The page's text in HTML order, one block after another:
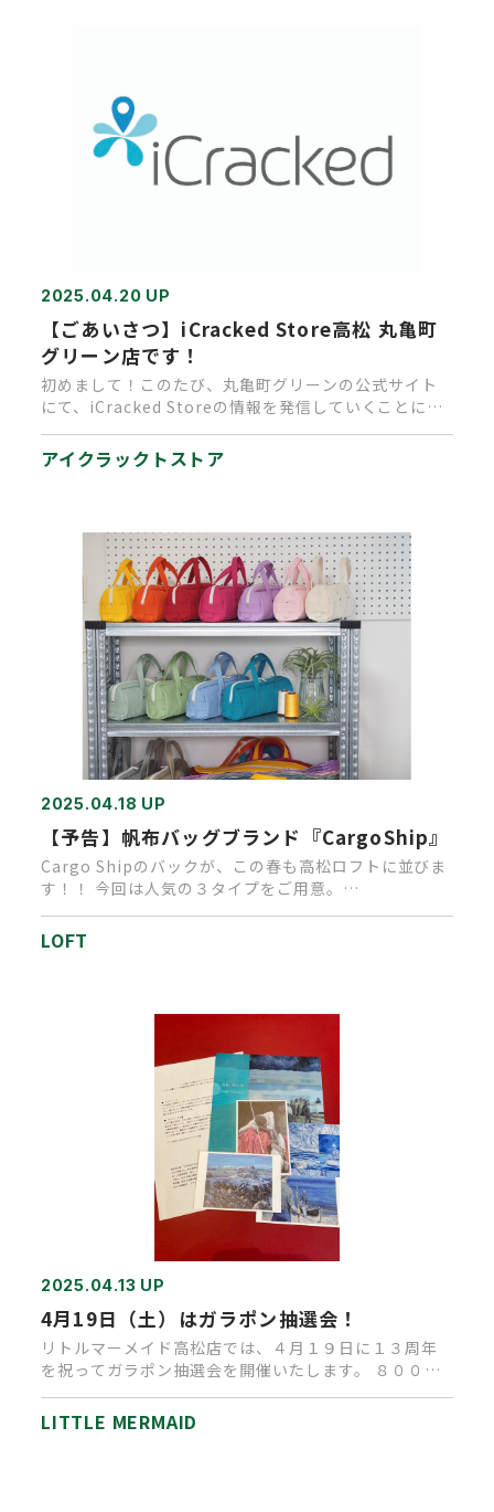
2025.04.20 UP
【ごあいさつ】iCracked Store高松 丸亀町
グリーン店です！
初めまして！このたび、丸亀町グリーンの公式サイト
にて、iCracked Storeの情報を発信していくことにな
りました。…
アイクラックトストア
2025.04.18 UP
【予告】帆布バッグブランド『CargoShip』
Cargo Shipのバックが、この春も高松ロフトに並びま
す！！ 今回は人気の３タイプをご用意。
・”ducks” 横…
LOFT
2025.04.13 UP
4月19日（土）はガラポン抽選会！
リトルマーメイド高松店では、４月１９日に１３周年
を祝ってガラポン抽選会を開催いたします。 ８００円
（税抜き）以上お買い上…
LITTLE MERMAID